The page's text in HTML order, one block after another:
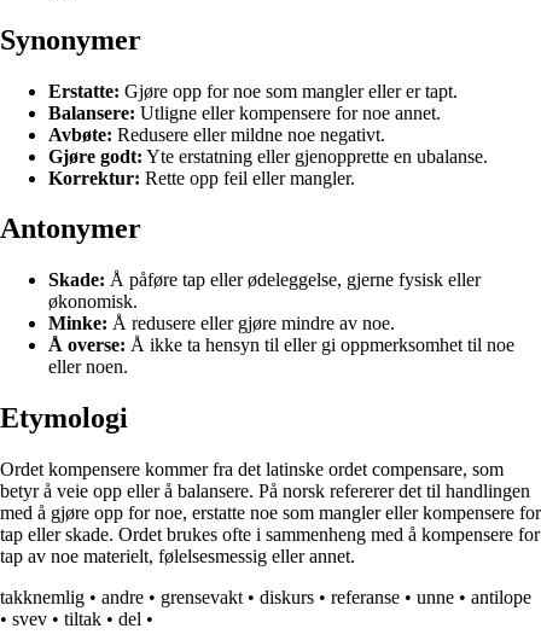
Synonymer
Erstatte: Gjøre opp for noe som mangler eller er tapt.
Balansere: Utligne eller kompensere for noe annet.
Avbøte: Redusere eller mildne noe negativt.
Gjøre godt: Yte erstatning eller gjenopprette en ubalanse.
Korrektur: Rette opp feil eller mangler.
Antonymer
Skade: Å påføre tap eller ødeleggelse, gjerne fysisk eller
økonomisk.
Minke: Å redusere eller gjøre mindre av noe.
Å overse: Å ikke ta hensyn til eller gi oppmerksomhet til noe
eller noen.
Etymologi
Ordet kompensere kommer fra det latinske ordet compensare, som
betyr å veie opp eller å balansere. På norsk refererer det til handlingen
med å gjøre opp for noe, erstatte noe som mangler eller kompensere for
tap eller skade. Ordet brukes ofte i sammenheng med å kompensere for
tap av noe materielt, følelsesmessig eller annet.
takknemlig • andre • grensevakt • diskurs • referanse • unne • antilope
• svev • tiltak • del •